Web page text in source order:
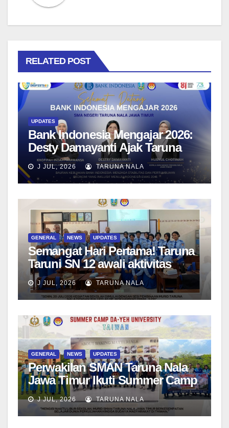
RELATED POST
UPDATES
Bank Indonesia Mengajar 2026:
Desty Damayanti Ajak Taruna
SMAN Taruna Nala Jawa Timur
Menjadi Generasi Pemimpin
Berwawasan Global
J JUL, 2026 TARUNA NALA
GENERAL NEWS UPDATES
Semangat Hari Pertama! Taruna
Taruni SN 12 awali aktivitas
bersama Wali Kelas dan Tes
Asesmen Diagnostik
J JUL, 2026 TARUNA NALA
GENERAL NEWS UPDATES
Perwakilan SMAN Taruna Nala
Jawa Timur Ikuti Summer Camp
di Da-Yeh University, Taiwan
J JUL, 2026 TARUNA NALA